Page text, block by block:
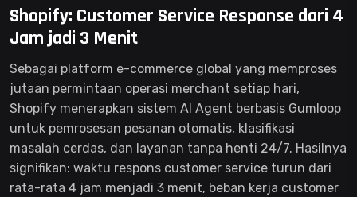
Shopify: Customer Service Response dari 4
Jam jadi 3 Menit
Sebagai platform e-commerce global yang memproses
jutaan permintaan operasi merchant setiap hari,
Shopify menerapkan sistem AI Agent berbasis Gumloop
untuk pemrosesan pesanan otomatis, klasifikasi
masalah cerdas, dan layanan tanpa henti 24/7. Hasilnya
signifikan: waktu respons customer service turun dari
rata-rata 4 jam menjadi 3 menit, beban kerja customer